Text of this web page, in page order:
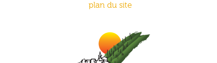
plan du site